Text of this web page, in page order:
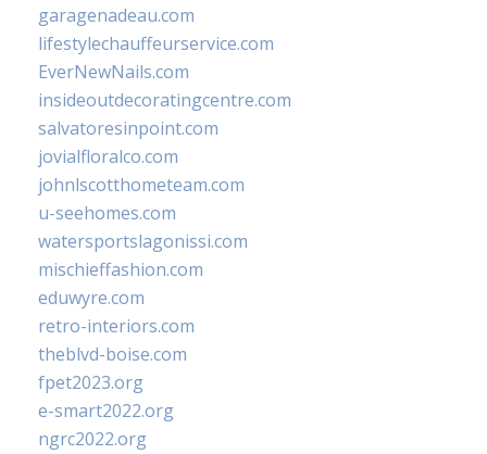
garagenadeau.com
lifestylechauffeurservice.com
EverNewNails.com
insideoutdecoratingcentre.com
salvatoresinpoint.com
jovialfloralco.com
johnlscotthometeam.com
u-seehomes.com
watersportslagonissi.com
mischieffashion.com
eduwyre.com
retro-interiors.com
theblvd-boise.com
fpet2023.org
e-smart2022.org
ngrc2022.org